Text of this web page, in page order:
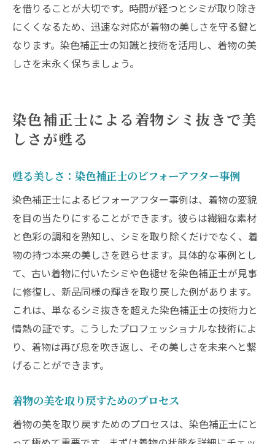
を借りることが大切です。時間が経つとシミが取り除き
にくくなるため、迅速な対応が着物の美しさを守る鍵と
なります。染色補正士の知識と技術を活用し、着物の美
しさを末永く保ちましょう。
染色補正士による着物シミ抜きで美
しさが甦る
甦る美しさ：染色補正士のビフォーアフター事例
染色補正士によるビフォーアフター事例は、着物の変貌
を目の当たりにすることができます。彼らは繊細な素材
と色彩の調和を熟知し、シミを取り除くだけでなく、着
物の持つ本来の美しさを甦らせます。具体的な事例とし
て、古い着物に付いたシミや色褪せを染色補正士が見事
に修復し、新品同様の輝きを取り戻した例があります。
これは、単なるシミ抜きを超えた染色補正士の技術力と
情熱の証です。こうしたプロフェッショナルな技術によ
り、着物は再び息を吹き返し、その美しさを未来へと繋
げることができます。
着物の美を取り戻すためのプロセス
着物の美を取り戻すためのプロセスは、染色補正士にと